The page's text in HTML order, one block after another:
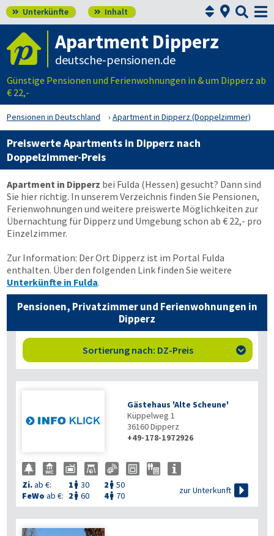
 Unterkünfte  Inhalt  

Apartment Dipperz
deutsche-pensionen.de
Günstige Pensionen und Ferienwohnungen in & um Dipperz ab
€ 22,-
Pensionen in Deutschland Apartment in Dipperz (Doppelzimmer)
Preiswerte Apartments in Dipperz nach
Doppelzimmer-Preis
Apartment in Dipperz bei Fulda (Hessen) gesucht? Dann sind
Sie hier richtig. In unserem Verzeichnis finden Sie Pensionen,
Ferienwohnungen und weitere preiswerte Möglichkeiten zur
Übernachtung für Dipperz und Umgebung schon ab € 22,- pro
Einzelzimmer.
Zur Information: Der Ort Dipperz ist im Portal Fulda
enthalten. Über den folgenden Link finden Sie weitere
Unterkünfte in Fulda.
Pensionen, Privatzimmer und Ferienwohnungen in
Dipperz
Sortierung nach: DZ-Preis 
Gästehaus 'Alte Scheune'
Küppelweg 1
36160Dipperz
+49-178-1972926
Zi.ab €: 1  30 2  50
FeWo ab €: 2  60 4 70
zur Unterkunft 